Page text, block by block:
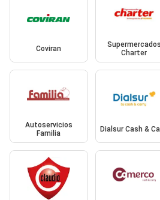
Coviran
Supermercados
Charter
Autoservicios
Familia
Dialsur Cash &